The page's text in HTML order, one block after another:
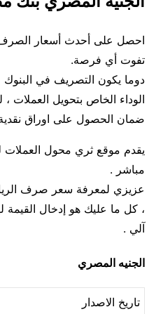
احصل على أحدث أسعار
تفوت أي فرصة.
دوما يكون التصريف في
الوداء الخاص بتحويل العملات
ضمان الحصول على اوراق
يقدم موقع ثري محول
مباشر .
عزيزي لمعرفة سعر صرف
، كل ما عليك هو إدخال
آلي .
الجنيه المصري
تاريخ الاصدار